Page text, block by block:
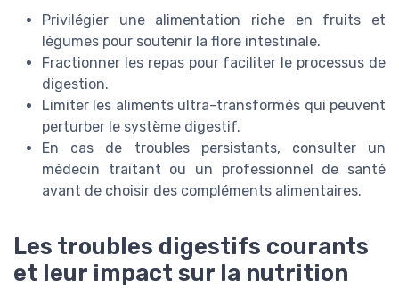
Privilégier une alimentation riche en fruits et
légumes pour soutenir la flore intestinale.
Fractionner les repas pour faciliter le processus de
digestion.
Limiter les aliments ultra-transformés qui peuvent
perturber le système digestif.
En cas de troubles persistants, consulter un
médecin traitant ou un professionnel de santé
avant de choisir des compléments alimentaires.
Les troubles digestifs courants
et leur impact sur la nutrition